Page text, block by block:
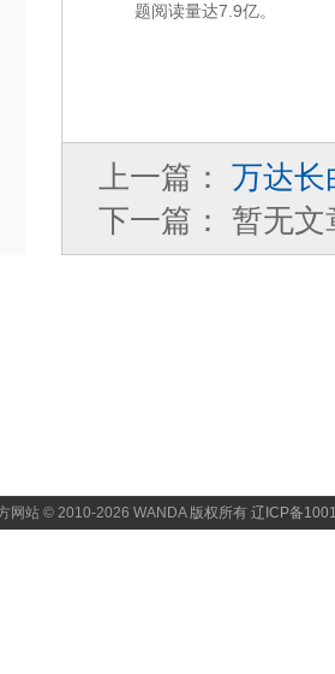
题阅读量达7.9亿。
上一篇： 万达长
下一篇： 暂无文
网站 © 2010-2026 WANDA 版权所有 辽ICP备